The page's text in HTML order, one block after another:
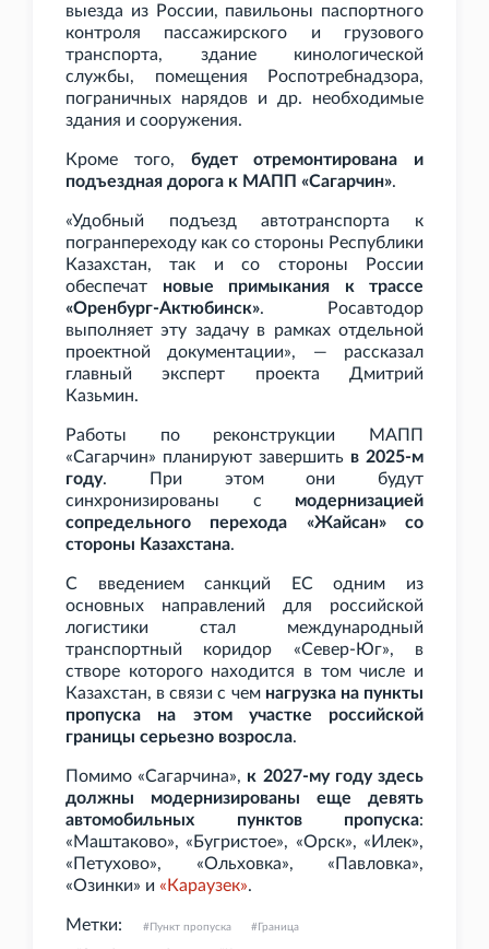
выезда из России, павильоны паспортного
контроля пассажирского и грузового
транспорта, здание кинологической
службы, помещения Роспотребнадзора,
пограничных нарядов и др. необходимые
здания и сооружения.
Кроме того, будет отремонтирована и
подъездная дорога к МАПП «Сагарчин».
«Удобный подъезд автотранспорта к
погранпереходу как со стороны Республики
Казахстан, так и со стороны России
обеспечат новые примыкания к трассе
«Оренбург-Актюбинск». Росавтодор
выполняет эту задачу в рамках отдельной
проектной документации», — рассказал
главный эксперт проекта Дмитрий
Казьмин.
Работы по реконструкции МАПП
«Сагарчин» планируют завершить в 2025-м
году. При этом они будут
синхронизированы с модернизацией
сопредельного перехода «Жайсан» со
стороны Казахстана.
С введением санкций ЕС одним из
основных направлений для российской
логистики стал международный
транспортный коридор «Север-Юг», в
створе которого находится в том числе и
Казахстан, в связи с чем нагрузка на пункты
пропуска на этом участке российской
границы серьезно возросла.
Помимо «Сагарчина», к 2027-му году здесь
должны модернизированы еще девять
автомобильных пунктов пропуска:
«Маштаково», «Бугристое», «Орск», «Илек»,
«Петухово», «Ольховка», «Павловка»,
«Озинки» и «Караузек».
Метки: Пункт пропуска Граница